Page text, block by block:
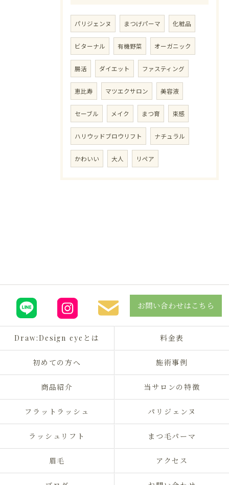
パリジェンヌ まつげパーマ 化粧品
ビターナル 有機野菜 オーガニック
腸活 ダイエット ファスティング
恵比寿 マツエクサロン 美容液
セーブル メイク まつ育 束感
ハリウッドブロウリフト ナチュラル
かわいい 大人 リペア
お問い合わせはこちら
Draw:Design eyeとは 料金表
初めての方へ 施術事例
商品紹介 当サロンの特徴
フラットラッシュ パリジェンヌ
ラッシュリフト まつ毛パーマ
眉毛 アクセス